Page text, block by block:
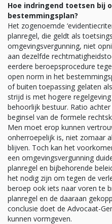
Hoe indringend toetsen bij
bestemmingsplan?
Het zogenoemde
planregel, die geldt als
omgevingsvergunning, niet
aan dezelfde
eerdere beroepsprocedure
open norm in het
of buiten toepassing gelaten
strijd is met hogere
behoorlijk bestuur. Ratio
beginsel van de formele
Men moet erop kunnen
onherroepelijk is, niet zomaar
blijven. Toch kan het
een omgevingsvergunning
planregel en bijbehorende
het nodig zijn om tegen de
beroep ook iets naar voren te
planregel en de daaraan
conclusie doet de Advocaat-
kunnen vormgeven.